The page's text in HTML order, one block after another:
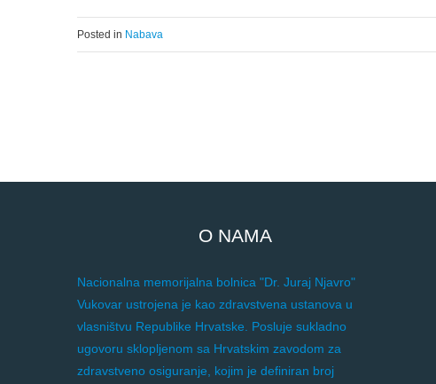
Posted in Nabava
O NAMA
Nacionalna memorijalna bolnica "Dr. Juraj Njavro"
Vukovar ustrojena je kao zdravstvena ustanova u
vlasništvu Republike Hrvatske. Posluje sukladno
ugovoru sklopljenom sa Hrvatskim zavodom za
zdravstveno osiguranje, kojim je definiran broj